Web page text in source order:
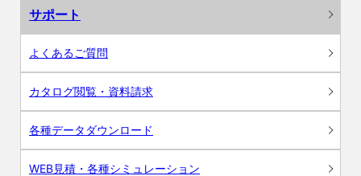
サポート
よくあるご質問
カタログ閲覧・資料請求
各種データダウンロード
WEB見積・各種シミュレーション